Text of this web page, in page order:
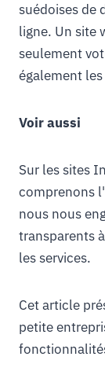
suédoises de
ligne. Un site
seulement
également
Voir aussi
Sur les sites
comprenons
nous nous
transparents
les services.
Cet article
petite